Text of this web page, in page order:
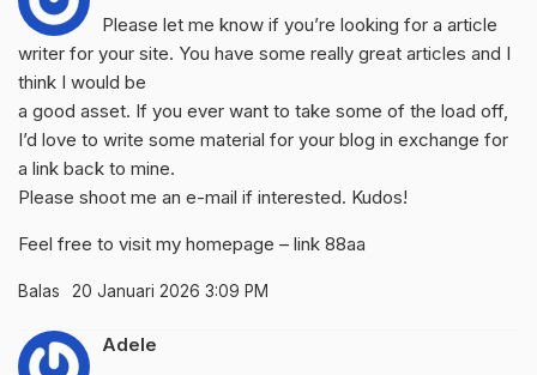
Please let me know if you’re looking for a article
writer for your site. You have some really great articles and I
think I would be
a good asset. If you ever want to take some of the load off,
I’d love to write some material for your blog in exchange for
a link back to mine.
Please shoot me an e-mail if interested. Kudos!
Feel free to visit my homepage – link 88aa
Balas 20 Januari 2026 3:09 PM
Adele